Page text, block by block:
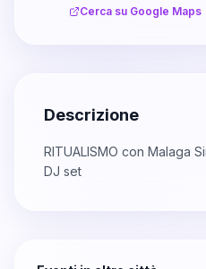
Cerca su Google Maps
Descrizione
RITUALISMO con Malaga
DJ set